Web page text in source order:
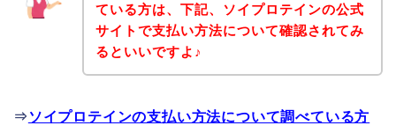
ている方は、下記、ソイプロテインの公式
サイトで支払い方法について確認されてみ
るといいですよ♪
⇒ ソイプロテインの支払い方法について調べている方